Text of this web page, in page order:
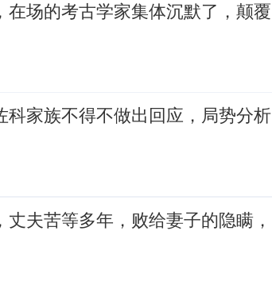
在场的考古学家集体沉默了，颠覆
科家族不得不做出回应，局势分析
夫苦等多年，败给妻子的隐瞒，